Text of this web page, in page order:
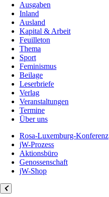
Ausgaben
Inland
Ausland
Kapital & Arbeit
Feuilleton
Thema
Sport
Feminismus
Beilage
Leserbriefe
Verlag
Veranstaltungen
Termine
Über uns
Rosa-Luxemburg-Konferenz
jW-Prozess
Aktionsbüro
Genossenschaft
jW-Shop